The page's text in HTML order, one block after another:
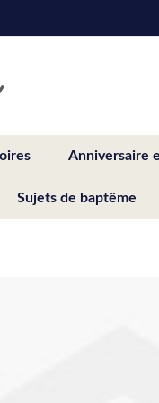
Anniversaire
Sujets de baptême